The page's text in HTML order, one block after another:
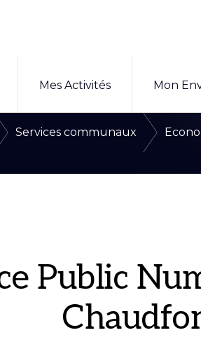
Mes Activités Mon
Services communaux
Public